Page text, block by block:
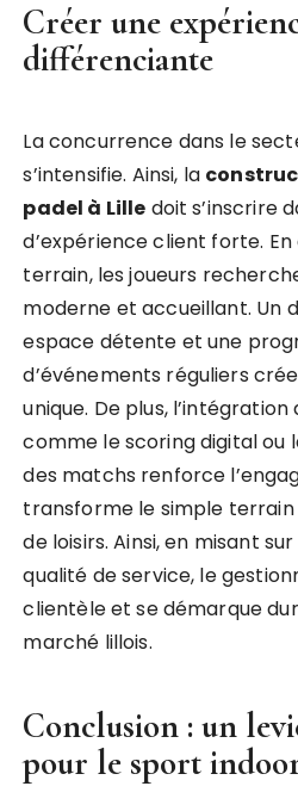
Créer une
différenciante
La concurrence dans le
s’intensifie. Ainsi, la
padel à Lille doit s’inscrire
d’expérience client forte.
terrain, les joueurs
moderne et accueillant. Un
espace détente et une
d’événements réguliers
unique. De plus,
comme le scoring digital ou
des matchs renforce
transforme le simple
de loisirs. Ainsi, en misant
qualité de service, le
clientèle et se démarque
marché lillois.
Conclusion : un
pour le sport